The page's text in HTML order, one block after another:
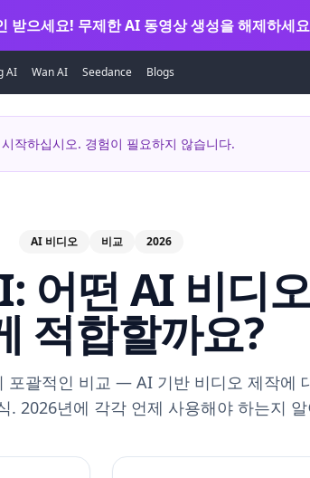
받으세요! 무제한 AI 동영상 생성을 해제하세
AI Wan AI Seedance Blogs
작하십시오. 경험이 필요하지 않습니다.
AI 비디오 비교 2026
어떤 AI 비디
적합할까요?
괄적인 비교 — AI 기반 비디오 제작에
. 2026년에 각각 언제 사용해야 하는지